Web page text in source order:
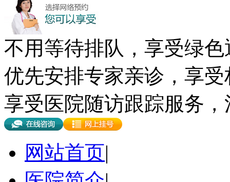
不用等待排队，享受绿
优先安排专家亲诊，享
享受医院随访跟踪服务
网站首页|